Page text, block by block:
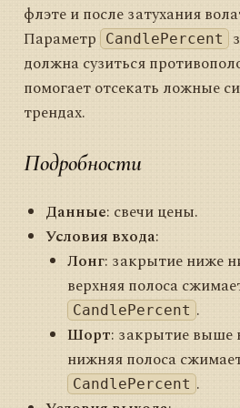
флэте и после затухания
Параметр
CandlePercent
должна сузиться
помогает отсекать ложные
трендах.
Подробности
Данные: свечи цены.
Условия входа:
Лонг: закрытие ниже
верхняя полоса
CandlePercent .
Шорт: закрытие выше
нижняя полоса
CandlePercent .